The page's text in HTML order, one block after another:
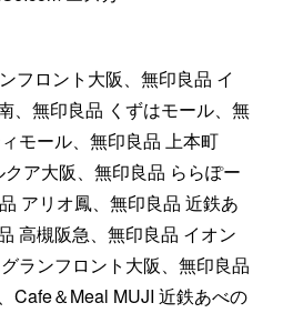
フロント大阪、無印良品 イ
、無印良品 くずはモール、無
モール、無印良品 上本町
ア大阪、無印良品 ららぽー
アリオ鳳、無印良品 近鉄あ
高槻阪急、無印良品 イオン
ランフロント大阪、無印良品
Cafe＆Meal MUJI 近鉄あべの